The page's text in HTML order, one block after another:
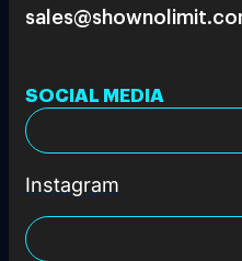
SOCIAL MEDIA
Instagram